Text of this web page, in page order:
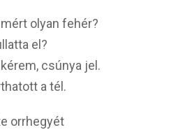
olyan fehér?
el?
csúnya jel.
a tél.
orrhegyét